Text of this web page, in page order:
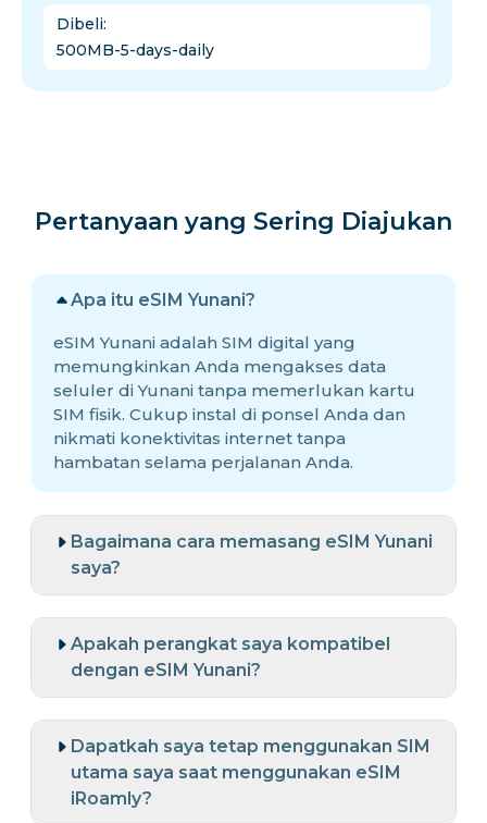
Dibeli:
500MB-5-days-daily
Pertanyaan yang Sering Diajukan
Apa itu eSIM Yunani?
eSIM Yunani adalah SIM digital yang
memungkinkan Anda mengakses data
seluler di Yunani tanpa memerlukan kartu
SIM fisik. Cukup instal di ponsel Anda dan
nikmati konektivitas internet tanpa
hambatan selama perjalanan Anda.
Bagaimana cara memasang eSIM Yunani
saya?
Apakah perangkat saya kompatibel
dengan eSIM Yunani?
Dapatkah saya tetap menggunakan SIM
utama saya saat menggunakan eSIM
iRoamly?